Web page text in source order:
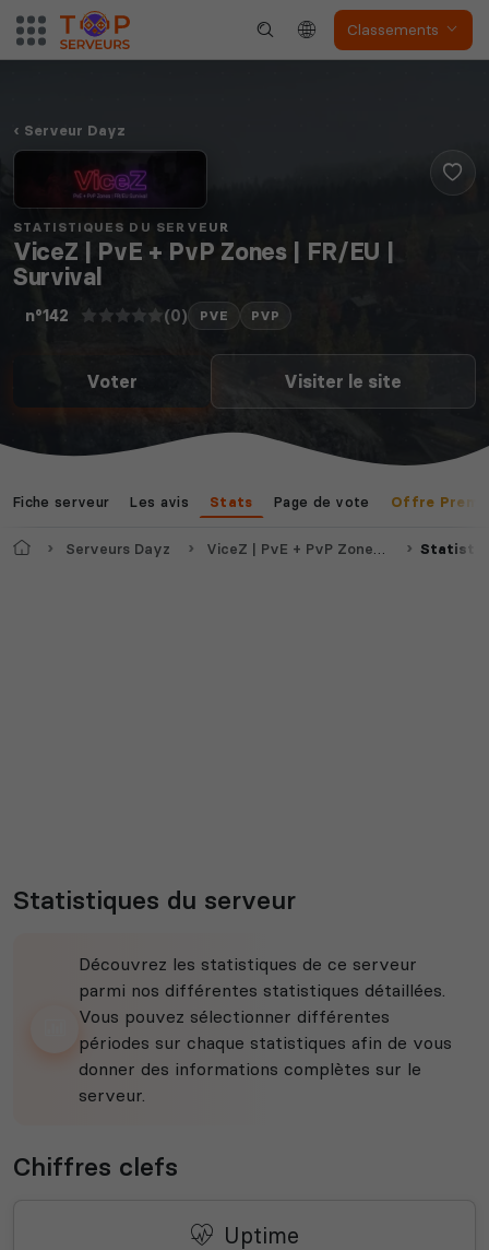
Classements
Serveur Dayz
STATISTIQUES DU SERVEUR
ViceZ | PvE + PvP Zones | FR/EU |
Survival
n°142 (0) PVE PVP
Voter Visiter le site
Fiche serveur Les avis Stats Page de vote Offre
AccueilServeurs Dayz ViceZ | PvE + PvP Zones | FR/EU | Survival
Statistiques du serveur
Découvrez les statistiques de ce serveur
parmi nos différentes statistiques détaillées.
Vous pouvez sélectionner différentes
périodes sur chaque statistiques afin de vous
donner des informations complètes sur le
serveur.
Chiffres clefs
Uptime